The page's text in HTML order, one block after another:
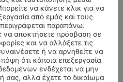
να κάνετε κλικ για να
από εμάς και τους
παραπάνω.
να αποκτήσετε πρόσβαση σε
και να αλλάξετε τις
ή να αρνηθείτε να
ότι κάποια επεξεργασία
ενδέχεται να μην
σας, αλλά έχετε το δικαίωμα